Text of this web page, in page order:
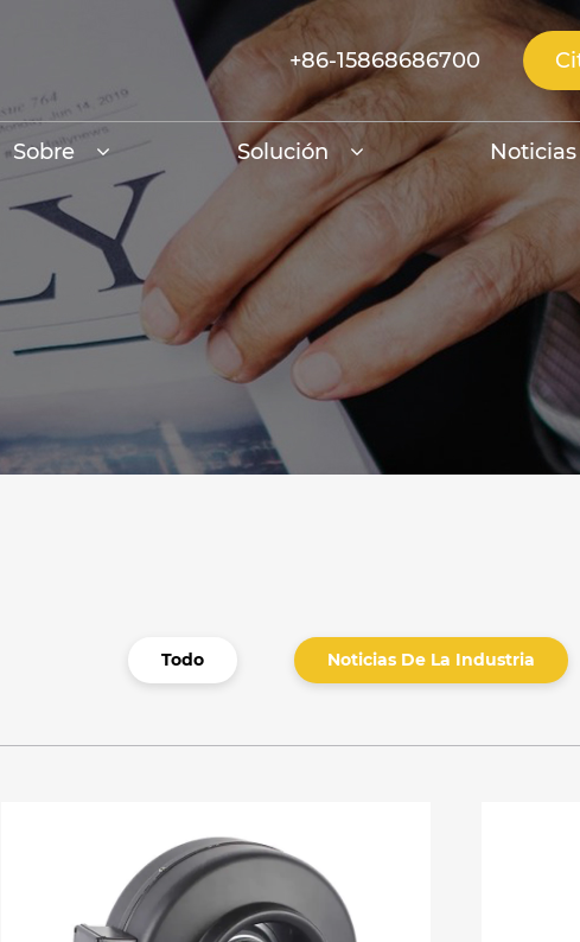
+86-15868686700
Sobre Solución Noticias
Todo Noticias De La Industria